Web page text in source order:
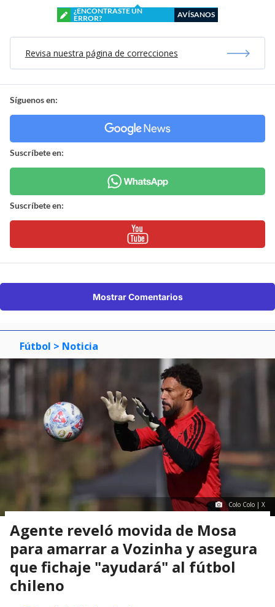
¿ENCONTRASTE UN
ERROR?
AVÍSANOS
Revisa nuestra página de correcciones
Síguenos en:
Suscríbete en:
Suscríbete en:
Mostrar Comentarios
Fútbol > Noticia
Colo Colo | X
Agente reveló movida de Mosa
para amarrar a Vozinha y asegura
que fichaje "ayudará" al fútbol
chileno